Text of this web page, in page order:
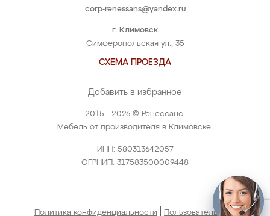
2015 - 2026 © Ренессанс.
Мебель от производителя в Климовске.
ИНН: 580313642057
ОГРНИП: 317583500009448
г. Климовск
Симферопольская ул., 35
СХЕМА ПРОЕЗДА
Добавить в избранное
corp-renessans@yandex.ru
Политика конфиденциальности Пользовательское